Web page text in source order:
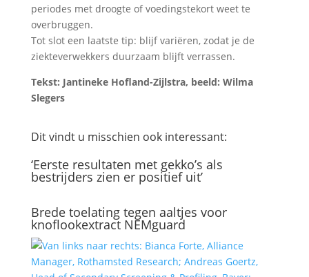
periodes met droogte of voedingstekort weet te
overbruggen.
Tot slot een laatste tip: blijf variëren, zodat je de
ziekteverwekkers duurzaam blijft verrassen.
Tekst: Jantineke Hofland-Zijlstra, beeld: Wilma
Slegers
Dit vindt u misschien ook interessant:
‘Eerste resultaten met gekko’s als
bestrijders zien er positief uit’
Brede toelating tegen aaltjes voor
knoflookextract NEMguard